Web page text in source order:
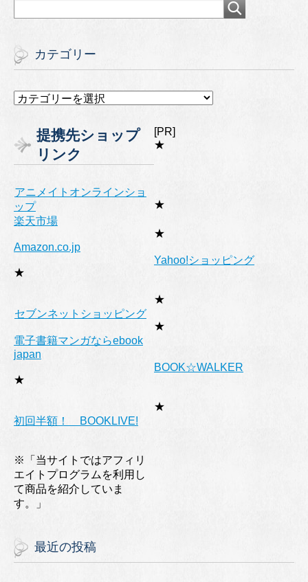
カテゴリー
カ
リ
ー
提携先ショップ
リンク
[PR]
★
アニメイトオンラインショ
ップ
★
楽天市場
★
Amazon.co.jp
★
Yahoo!ショッピング
★
セブンネットショッピング
★
電子書籍マンガならebook
japan
★
BOOK☆WALKER
★
初回半額！ BOOKLIVE!
※「当サイトではアフィリ
エイトプログラムを利用し
て商品を紹介していま
す。」
最近の投稿